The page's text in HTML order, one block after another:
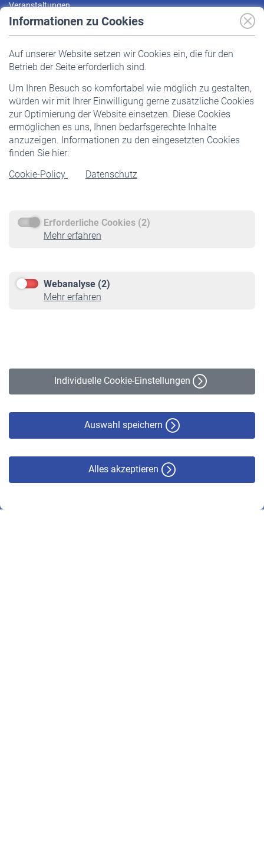
Informationen zu Cookies
Auf unserer Website setzen wir Cookies ein, die für den
Betrieb der Seite erforderlich sind.
Um Ihren Besuch so komfortabel wie möglich zu gestalten,
würden wir mit Ihrer Einwilligung gerne zusätzliche Cookies
zur Optimierung der Website einsetzen. Diese Cookies
ermöglichen es uns, Ihnen bedarfsgerechte Inhalte
anzuzeigen. Informationen zu den eingesetzten Cookies
finden Sie hier:
Cookie-Policy
Datenschutz
Erforderliche Cookies (2)
Mehr erfahren
Webanalyse (2)
Mehr erfahren
Individuelle Cookie-Einstellungen
Auswahl speichern
Alles akzeptieren
Veranstaltungen
Pflichtversicherung
Staatliche Förderung
Veranstaltungen
Rentner
Rentenbeginn
Rente beantragen
Service
Informationen
Online-Rechner
VBLnewsletter
Erklärung zur Barrierefreiheit
© VBL 2026